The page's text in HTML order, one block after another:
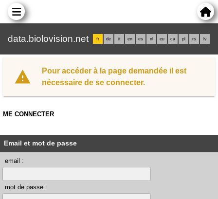
data.biolovision.net fr de it en es nl eu ca pl rs lv
Pour accéder à la page demandée il est
nécessaire de se connecter.
ME CONNECTER
Email et mot de passe
email :
mot de passe :